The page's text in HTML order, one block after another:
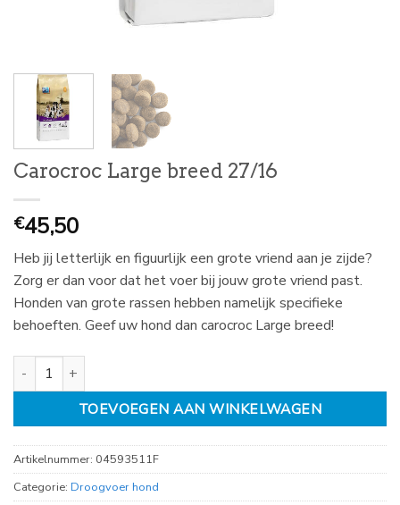
Carocroc Large breed 27/16
€45,50
Heb jij letterlijk en figuurlijk een grote vriend aan je zijde?
Zorg er dan voor dat het voer bij jouw grote vriend past.
Honden van grote rassen hebben namelijk specifieke
behoeften. Geef uw hond dan carocroc Large breed!
Carocroc Large breed 27/16 aantal
TOEVOEGEN AAN WINKELWAGEN
Artikelnummer: 04593511F
Categorie: Droogvoer hond